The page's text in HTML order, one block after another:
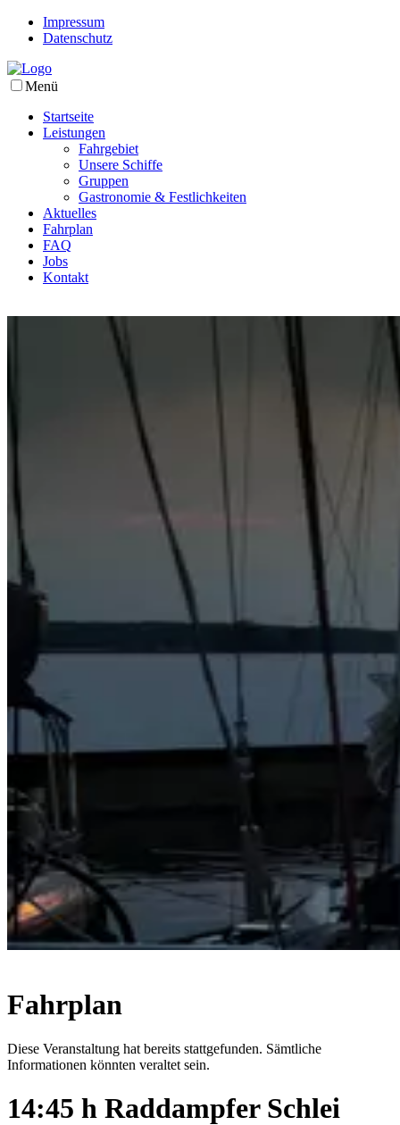
Impressum
Datenschutz
Menü
Startseite
Leistungen
Fahrgebiet
Unsere Schiffe
Gruppen
Gastronomie & Festlichkeiten
Aktuelles
Fahrplan
FAQ
Jobs
Kontakt
Fahrplan
Diese Veranstaltung hat bereits stattgefunden. Sämtliche
Informationen könnten veraltet sein.
14:45 h Raddampfer Schlei